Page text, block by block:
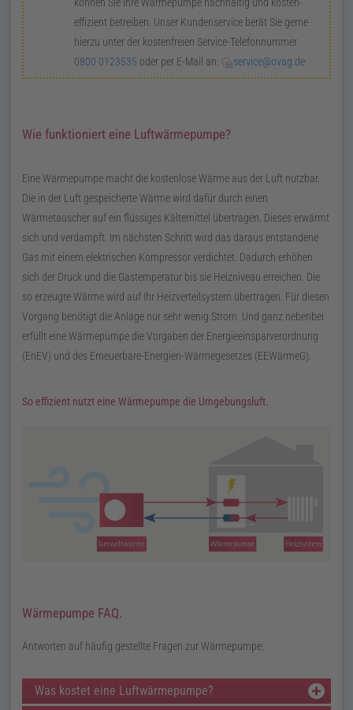
effizient betreiben. Unser Kunden­service berät Sie gerne
hierzu unter der kosten­freien Service-Telefon­nummer
0800 0123535 oder per E-Mail an: service@ovag.de
Wie funktioniert eine Luftwärmepumpe?
Eine Wärmepumpe macht die kostenlose Wärme aus der Luft nutzbar.
Die in der Luft gespeicherte Wärme wird dafür durch einen
Wärmetauscher auf ein flüssiges Kältemittel übertragen. Dieses erwärmt
sich und verdampft. Im nächsten Schritt wird das daraus entstandene
Gas mit einem elektrischen Kompressor verdichtet. Dadurch erhöhen
sich der Druck und die Gastemperatur bis sie Heizniveau erreichen. Die
so erzeugte Wärme wird auf Ihr Heizverteilsystem übertragen. Für diesen
Vorgang benötigt die Anlage nur sehr wenig Strom. Und ganz nebenbei
erfüllt eine Wärmepumpe die Vorgaben der Energieeinsparverordnung
(EnEV) und des Erneuerbare-Energien­-Wärmegesetzes (EEWärmeG).
So effizient nutzt eine Wärmepumpe die Umgebungsluft.
Wärmepumpe FAQ.
Antworten auf häufig gestellte Fragen zur Wärmepumpe:
Was kostet eine Luftwärmepumpe?